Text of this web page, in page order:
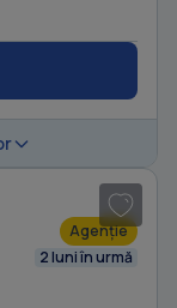
Agenție
2 luni în urmă